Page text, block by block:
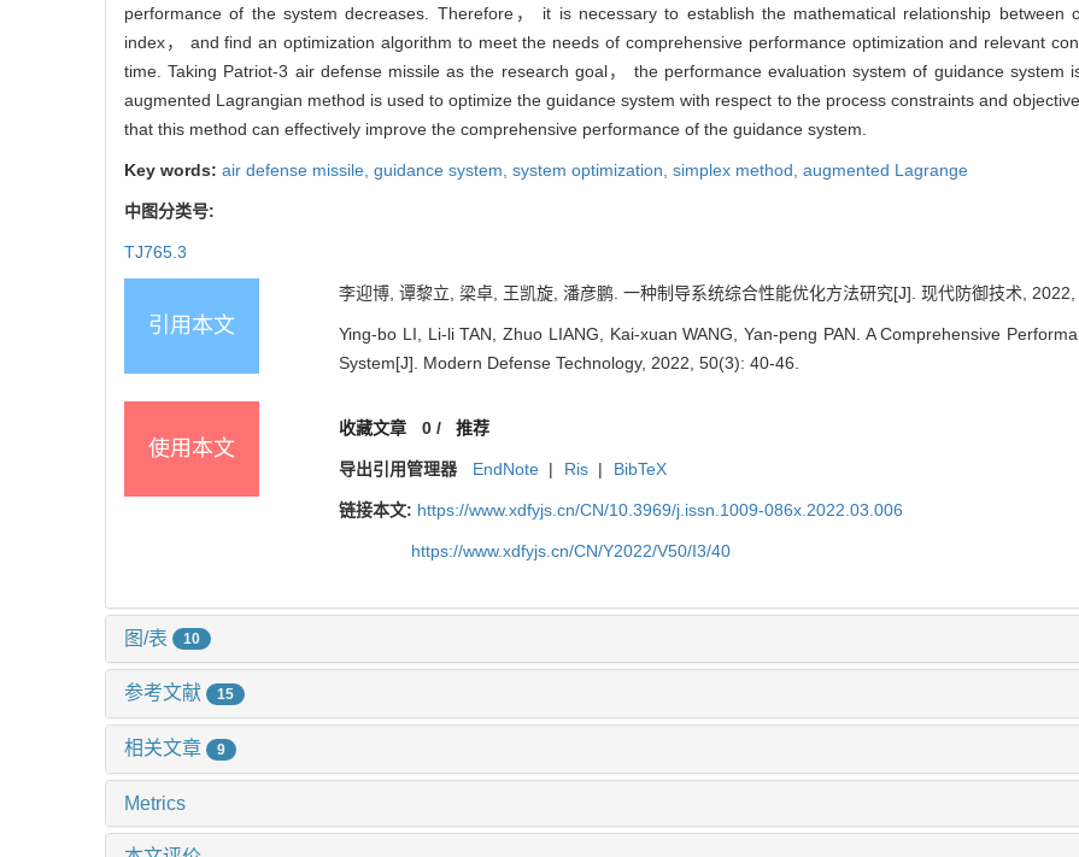
performance of the system decreases. Therefore， it is necessary to establish the mathematical relationship between
index， and find an optimization algorithm to meet the needs of comprehensive performance optimization and relevant
time. Taking Patriot-3 air defense missile as the research goal， the performance evaluation system of guidance system
augmented Lagrangian method is used to optimize the guidance system with respect to the process constraints and
that this method can effectively improve the comprehensive performance of the guidance system.
Key words: air defense missile, guidance system, system optimization, simplex method, augmented Lagrange
中图分类号:
TJ765.3
引用本文
李迎博, 谭黎立, 梁卓, 王凯旋, 潘彦鹏. 一种制导系统综合性能优化方法研究[J]. 现代防御技术, 2022,
Ying-bo LI, Li-li TAN, Zhuo LIANG, Kai-xuan WANG, Yan-peng PAN. A Comprehensive
System[J]. Modern Defense Technology, 2022, 50(3): 40-46.
使用本文
收藏文章 0/ 推荐
导出引用管理器 EndNote | Ris | BibTeX
链接本文: https://www.xdfyjs.cn/CN/10.3969/j.issn.1009-086x.2022.03.006
https://www.xdfyjs.cn/CN/Y2022/V50/I3/40
图/表 10
参考文献 15
相关文章 9
Metrics